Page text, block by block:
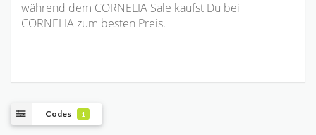
während dem CORNELIA Sale kaufst Du bei
CORNELIA zum besten Preis.
Codes 1